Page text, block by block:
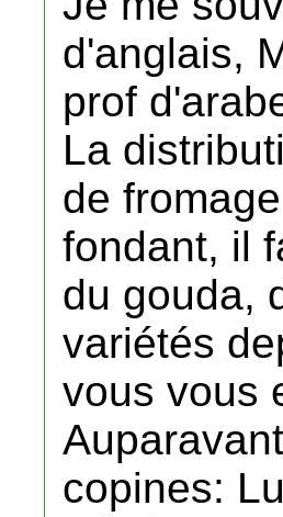
d'anglais,
prof
La
de
fondant, il
du gouda,
variétés
vous vous
copines: